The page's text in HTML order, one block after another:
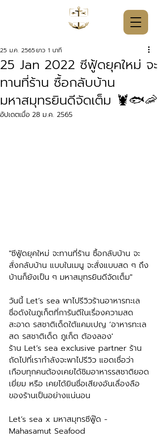
25 Jan 2022 ซีฟู้ดยุคใหม่ จะ
ทานที่ร้าน ซื้อกลับบ้าน
มหาสมุทรยินดีจัดเต็ม 🦞🐟🦐
25 ม.ค. 2565ยาว 1 นาที
อัปเดตเมื่อ 28 ม.ค. 2565
"ซีฟู้ดยุคใหม่ จะทานที่ร้าน ซื้อกลับบ้าน จะ
สั่งกลับบ้าน แบบในเมนู จะสั่งแบบสด ๆ ถึง
บ้านก็ยังเป็น ๆ มหาสมุทรยินดีจัดเต็ม"
วันนี้ Let’s sea พาไปรีวิวร้านอาหารทะเล
ชื่อดังในภูเก็ตที่การันตีในเรื่องความสด
สะอาด รสชาติเด็ดใต้แคมเปญ ‘อาหารทะเล
สด รสชาติเด็ด ภูเก็ต ต้องลอง'
ร้าน Let’s sea exclusive partner ร้าน
ถัดไปที่เรากำลังจะพาไปรีวิว แอดเชื่อว่า
เกือบทุกคนต้องเคยได้ชิมอาหารรสชาติยอด
เยี่ยม หรือ เคยได้ยินชื่อเสียงอันเลื่องลือ
ของร้านเป็นอย่างแน่นอน
Let’s sea x มหาสมุทรซีฟู๊ด -
Mahasamut Seafood